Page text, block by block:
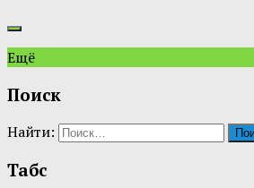
Ещё
Поиск
Найти:
Табс